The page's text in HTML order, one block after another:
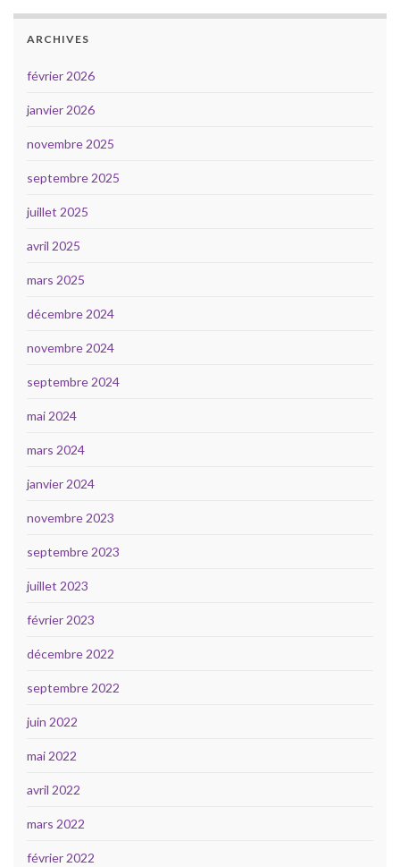
ARCHIVES
février 2026
janvier 2026
novembre 2025
septembre 2025
juillet 2025
avril 2025
mars 2025
décembre 2024
novembre 2024
septembre 2024
mai 2024
mars 2024
janvier 2024
novembre 2023
septembre 2023
juillet 2023
février 2023
décembre 2022
septembre 2022
juin 2022
mai 2022
avril 2022
mars 2022
février 2022